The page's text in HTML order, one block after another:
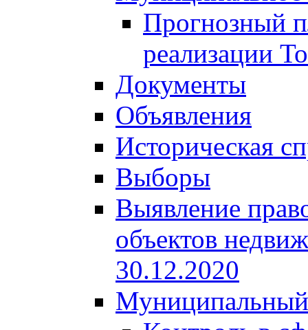
Прогнозный
реализации
Документы
Объявления
Историческая
Выборы
Выявление
объектов
30.12.2020
Муниципальный